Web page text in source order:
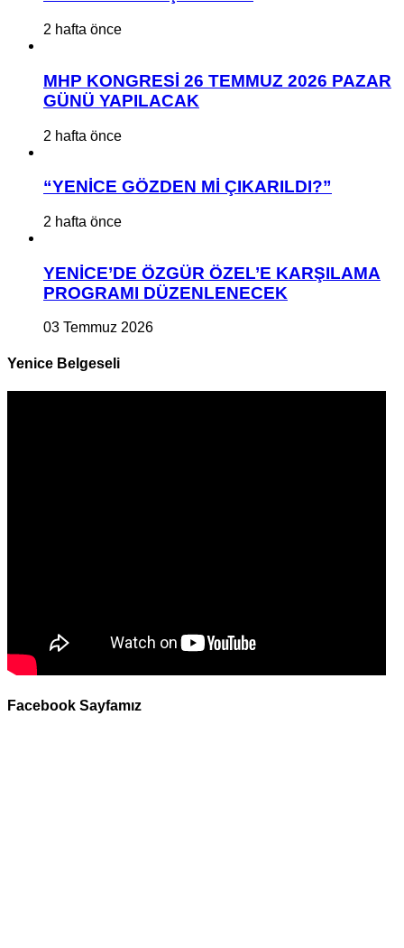
2 hafta önce
MHP KONGRESİ 26 TEMMUZ 2026 PAZAR
GÜNÜ YAPILACAK
2 hafta önce
“YENİCE GÖZDEN Mİ ÇIKARILDI?”
2 hafta önce
YENİCE’DE ÖZGÜR ÖZEL’E KARŞILAMA
PROGRAMI DÜZENLENECEK
03 Temmuz 2026
Yenice Belgeseli
Facebook Sayfamız